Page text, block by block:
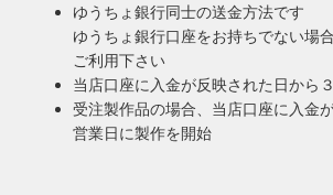
ゆうちょ銀行同士の送金方法です
ゆうちょ銀行口座をお持ちでない場
ご利用下さい
当店口座に入金が反映された日から
受注製作品の場合、当店口座に入金
営業日に製作を開始